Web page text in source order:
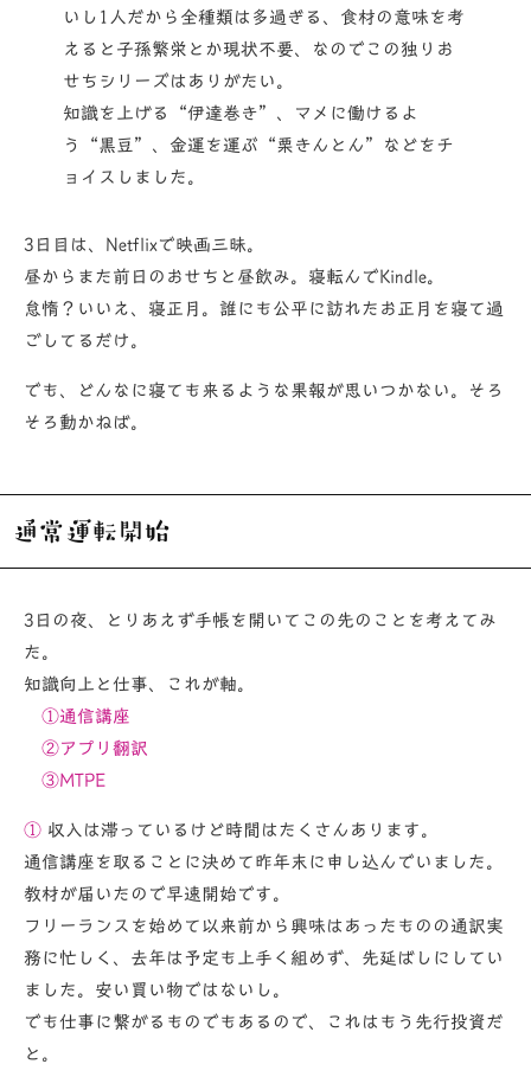
いし1人だから全種類は多過ぎる、食材の意味を考
えると子孫繁栄とか現状不要、なのでこの独りお
せちシリーズはありがたい。
知識を上げる“伊達巻き”、マメに働けるよ
う“黒豆”、金運を運ぶ“栗きんとん”などをチ
ョイスしました。
3日目は、Netflixで映画三昧。
昼からまた前日のおせちと昼飲み。寝転んでKindle。
怠惰？いいえ、寝正月。誰にも公平に訪れたお正月を寝て過
ごしてるだけ。
でも、どんなに寝ても来るような果報が思いつかない。そろ
そろ動かねば。
通常運転開始
3日の夜、とりあえず手帳を開いてこの先のことを考えてみ
た。
知識向上と仕事、これが軸。
①通信講座
②アプリ翻訳
③MTPE
① 収入は滞っているけど時間はたくさんあります。
通信講座を取ることに決めて昨年末に申し込んでいました。
教材が届いたので早速開始です。
フリーランスを始めて以来前から興味はあったものの通訳実
務に忙しく、去年は予定も上手く組めず、先延ばしにしてい
ました。安い買い物ではないし。
でも仕事に繋がるものでもあるので、これはもう先行投資だ
と。